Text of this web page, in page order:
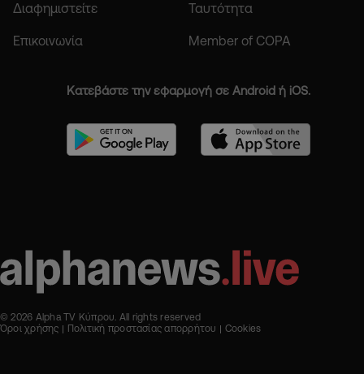
Διαφημιστείτε Ταυτότητα
Επικοινωνία Member of COPA
Κατεβάστε την εφαρμογή σε Android ή iOS.
© 2026 Alpha TV Κύπρου. All rights reserved
Όροι χρήσης
Πολιτική προστασίας απορρήτου Cookies